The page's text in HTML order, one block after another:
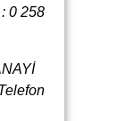
0 258